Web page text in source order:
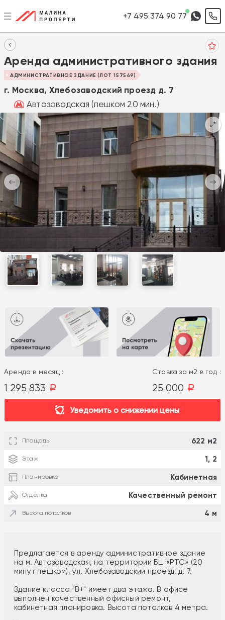
+7 495 374 90 77
Аренда административного здания
АДМИНИСТРАТИВНОЕ ЗДАНИЕ (ЛОТ 157549)
г. Москва, Хлебозаводский проезд д. 7
Автозаводская (пешком 20 мин.)
Аренда в месяц :
1 295 833 a
Ставка за м2 в год :
25 000 a
Уведомить о снижении цены
Площадь 622 м2
Этаж 1, 2
Планировка Кабинетная
Отделка Качественный ремонт
Высота потолков 4 м
Предлагается в аренду административное здание
на м. Автозаводская, на территории БЦ «РТС» (20
минут пешком), ул. Хлебозаводский проезд, д. 7.
Здание класса "В+" имеет два этажа. В офисе
выполнен качественный офисный ремонт,
кабинетная планировка. Высота потолков 4 метра.